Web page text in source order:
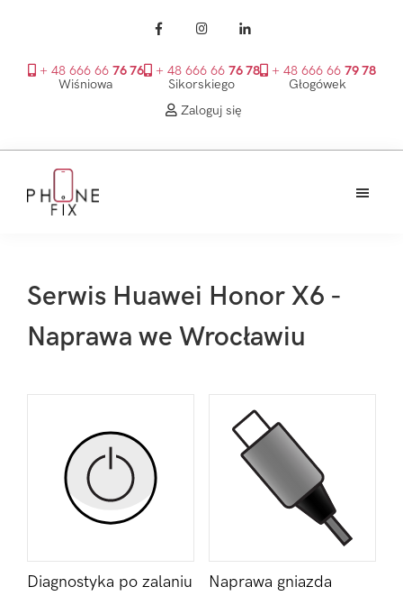
+ 48 666 66 76 76
Wiśniowa
+ 48 666 66 76 78
Sikorskiego
+ 48 666 66 79 78
Głogówek
Zaloguj się
głównego
Serwis Huawei Honor X6 -
Naprawa we Wrocławiu
Diagnostyka po zalaniu
Naprawa gniazda